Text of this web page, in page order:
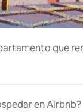
que
en Airbnb?